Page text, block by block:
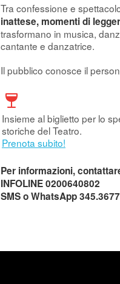
Tra confessione e
inattese, momenti di
trasformano in musica,
cantante e danzatrice.
Il pubblico conosce il
Insieme al biglietto per lo
storiche del Teatro.
Prenota subito!
Per informazioni,
INFOLINE 0200640802
SMS o WhatsApp